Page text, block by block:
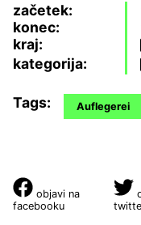
začetek:
konec:
kraj:
kategorija:
Tags: Auflegerei
objavi na
facebooku